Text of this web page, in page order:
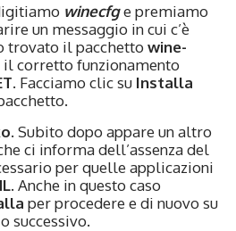
winecfge premiamo
un messaggio in cui c’è
trovato il pacchetto wine-
il corretto funzionamento
. Facciamo clic su Installa
. Subito dopo appare un altro
ci informa dell’assenza del
per quelle applicazioni
. Anche in questo caso
per procedere e di nuovo su
successivo.